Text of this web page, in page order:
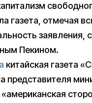
газета, отмечая
заявления,
Пекином.
китайская газета
представителя